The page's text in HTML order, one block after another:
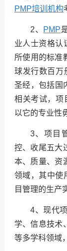
PMP培训机构
2、 PMP
业人士资格认
所使用的标准
球发行数百万
圣经，包括国
相关考试，项
以它的专业性
3、项目
控、收尾五大
本、质量、资
领域，其中使
目管理的生产
4、现代
学、信息技术
等多学科领域